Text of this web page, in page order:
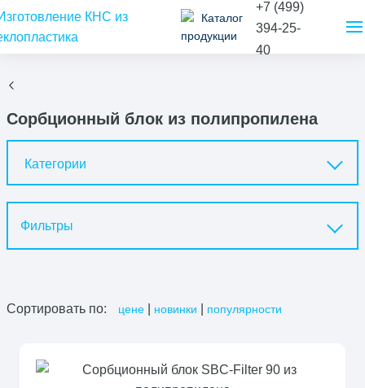
Каталог
продукции
+7 (499)
394-25-
40
Сорбционный блок из полипропилена
Фильтры
Категории
Сортировать по: цене новинки популярности